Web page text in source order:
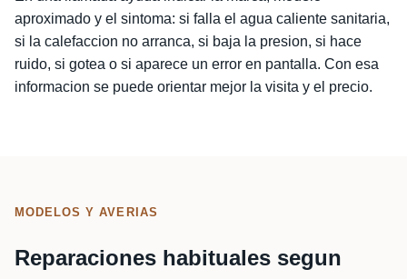
aproximado y el sintoma: si falla el agua caliente sanitaria,
si la calefaccion no arranca, si baja la presion, si hace
ruido, si gotea o si aparece un error en pantalla. Con esa
informacion se puede orientar mejor la visita y el precio.
MODELOS Y AVERIAS
Reparaciones habituales segun